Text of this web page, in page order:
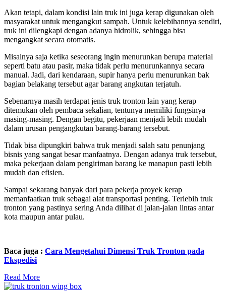
Akan tetapi, dalam kondisi lain truk ini juga kerap digunakan oleh
masyarakat untuk mengangkut sampah. Untuk kelebihannya sendiri,
truk ini dilengkapi dengan adanya hidrolik, sehingga bisa
mengangkat secara otomatis.
Misalnya saja ketika seseorang ingin menurunkan berupa material
seperti batu atau pasir, maka tidak perlu menurunkannya secara
manual. Jadi, dari kendaraan, supir hanya perlu menurunkan bak
bagian belakang tersebut agar barang angkutan terjatuh.
Sebenarnya masih terdapat jenis truk tronton lain yang kerap
ditemukan oleh pembaca sekalian, tentunya memiliki fungsinya
masing-masing. Dengan begitu, pekerjaan menjadi lebih mudah
dalam urusan pengangkutan barang-barang tersebut.
Tidak bisa dipungkiri bahwa truk menjadi salah satu penunjang
bisnis yang sangat besar manfaatnya. Dengan adanya truk tersebut,
maka pekerjaan dalam pengiriman barang ke manapun pasti lebih
mudah dan efisien.
Sampai sekarang banyak dari para pekerja proyek kerap
memanfaatkan truk sebagai alat transportasi penting. Terlebih truk
tronton yang pastinya sering Anda dilihat di jalan-jalan lintas antar
kota maupun antar pulau.
Baca juga : Cara Mengetahui Dimensi Truk Tronton pada
Ekspedisi
Read More